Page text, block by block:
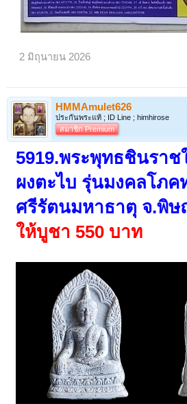
2 มิถุนายน 2026
HMMAmulet626
ประกันพระแท้ ; ID Line ; himhirose
สมาชิก Premium
5919.พระพุทธชินราช
ผงตะไบ รุ่นมงคลโภค
ศรีรัตนมหาธาตุ จ.พิษ
ให้บูชา 550 บาท